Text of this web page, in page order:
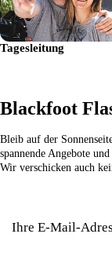
Tagesleitung
Blackfoot
Bleib auf der
spannende Angebote
Wir verschicken auch